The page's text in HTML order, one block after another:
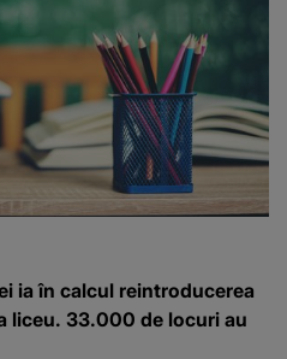
ia în calcul reintroducerea
liceu. 33.000 de locuri au